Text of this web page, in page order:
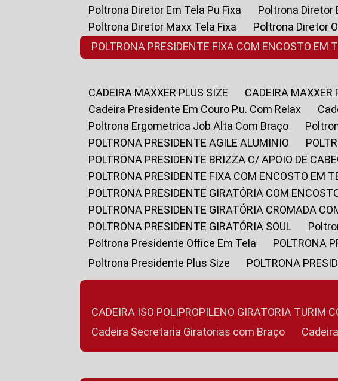
Poltrona Diretor Em Tela Pu Fixa
Poltrona
Poltrona Diretor Maxx Tela Fixa
Poltrona Diretor
POLTRONA PRESIDENTE FIXA COM ENCOSTO EM
CADEIRA MAXXER PLUS SIZE
CADEIRA
Cadeira Presidente Em Couro P.u. Com Relax
Poltrona Ergometrica Job Alta Com Braço
POLTRONA PRESIDENTE AGILE ALUMINIO
POLTRONA PRESIDENTE BRIZZA C/ APOIO DE
POLTRONA PRESIDENTE FIXA COM ENCOSTO EM
POLTRONA PRESIDENTE GIRATÓRIA COM
POLTRONA PRESIDENTE GIRATÓRIA CROMADA
POLTRONA PRESIDENTE GIRATÓRIA SOUL
Poltrona Presidente Office Em Tela
POLTRONA
Poltrona Presidente Plus Size
POLTRONA
CADEIRA ISO POLIPROPILENO GIRATORIA TURIM
Cadeira Secretaria Giratorias com Braço